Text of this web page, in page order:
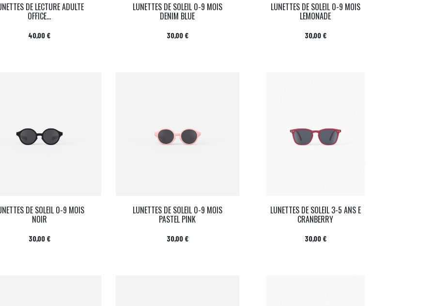
DE LECTURE ADULTE
OFFICE...
Prix
40,00 €
LUNETTES DE SOLEIL 0-9 MOIS
DENIM BLUE
Prix
30,00 €
LUNETTES DE SOLEIL 0-9 MOIS
LEMONADE
Prix
30,00 €
DE SOLEIL 0-9 MOIS
NOIR
Prix
30,00 €
LUNETTES DE SOLEIL 0-9 MOIS
PASTEL PINK
Prix
30,00 €
LUNETTES DE SOLEIL 3-5 ANS E
CRANBERRY
Prix
30,00 €